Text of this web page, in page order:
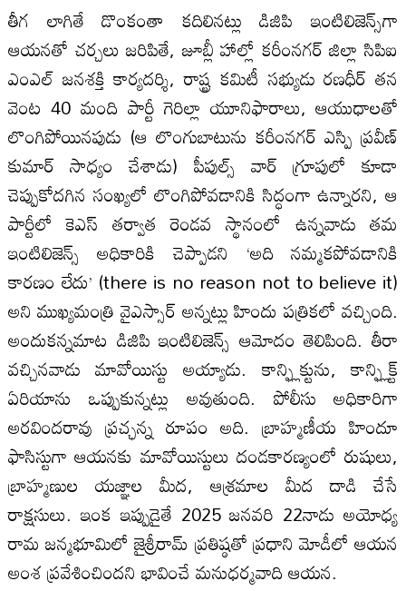
తీగ లాగితే డొంకంతా కదిలినట్లు డిజిపి ఇంటిలిజెన్స్‌గా
ఆయనతో చర్చలు జరిపితే, జూబ్లీ హాల్లో కరీంనగర్ జిల్లా సిపిఐ
ఎంఎల్ జనశక్తి కార్యదర్శి, రాష్ట్ర కమిటీ సభ్యుడు రణధీర్ తన
వెంట 40 మంది పార్టీ గెరిల్లా యూనిఫారాలు, ఆయుధాలతో
లొంగిపోయినపుడు (ఆ లొంగుబాటును కరీంనగర్ ఎస్పి ప్రవీణ్
కుమార్ సాధ్యం చేశాడు) పీపుల్స్ వార్ గ్రూపులో కూడా
చెప్పుకోదగిన సంఖ్యలో లొంగిపోవడానికి సిద్ధంగా ఉన్నారని, ఆ
పార్టీలో కెఎస్ తర్వాత రెండవ స్థానంలో ఉన్నవాడు తమ
ఇంటిలిజెన్స్ అధికారికి చెప్పాడని ‘అది నమ్మకపోవడానికి
కారణం లేదు’ (there is no reason not to believe it)
అని ముఖ్యమంత్రి వైఎస్సార్ అన్నట్లు హిందు పత్రికలో వచ్చింది.
అందుకన్నమాట డిజిపి ఇంటిలిజెన్స్ ఆమోదం తెలిపింది. తీరా
వచ్చినవాడు మావోయిస్టు అయ్యాడు. కాన్ఫ్లిక్టును, కాన్ఫ్లిక్ట్
ఏరియాను ఒప్పుకున్నట్లు అవుతుంది. పోలీసు అధికారిగా
అరవిందరావు ప్రచ్ఛన్న రూపం అది. బ్రాహ్మణీయ హిందూ
ఫాసిస్టుగా ఆయనకు మావోయిస్టులు దండకారణ్యంలో రుషులు,
బ్రాహ్మణుల యజ్ఞాల మీద, ఆశ్రమాల మీద దాడి చేసే
రాక్షసులు. ఇంక ఇప్పుడైతే 2025 జనవరి 22నాడు అయోధ్య
రామ జన్మభూమిలో జైశ్రీరామ్ ప్రతిష్ఠతో ప్రధాని మోడీలో ఆయన
అంశ ప్రవేశించిందని భావించే మనుధర్మవాది ఆయన.